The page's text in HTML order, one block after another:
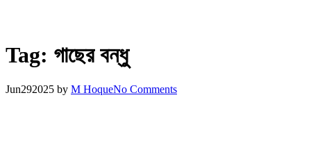
Tag: গাছের বন্ধু
Jun292025 by M HoqueNo Comments